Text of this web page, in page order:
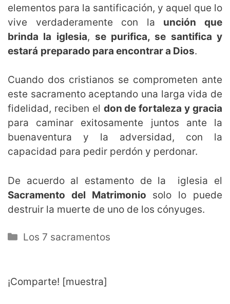
elementos para la santificación, y aquel que lo
vive verdaderamente con la unción que
brinda la iglesia, se purifica, se santifica y
estará preparado para encontrar a Dios.
Cuando dos cristianos se comprometen ante
este sacramento aceptando una larga vida de
fidelidad, reciben el don de fortaleza y gracia
para caminar exitosamente juntos ante la
buenaventura y la adversidad, con la
capacidad para pedir perdón y perdonar.
De acuerdo al estamento de la iglesia el
Sacramento del Matrimonio solo lo puede
destruir la muerte de uno de los cónyuges.
Categorías
Los 7 sacramentos
¡Comparte! [muestra]